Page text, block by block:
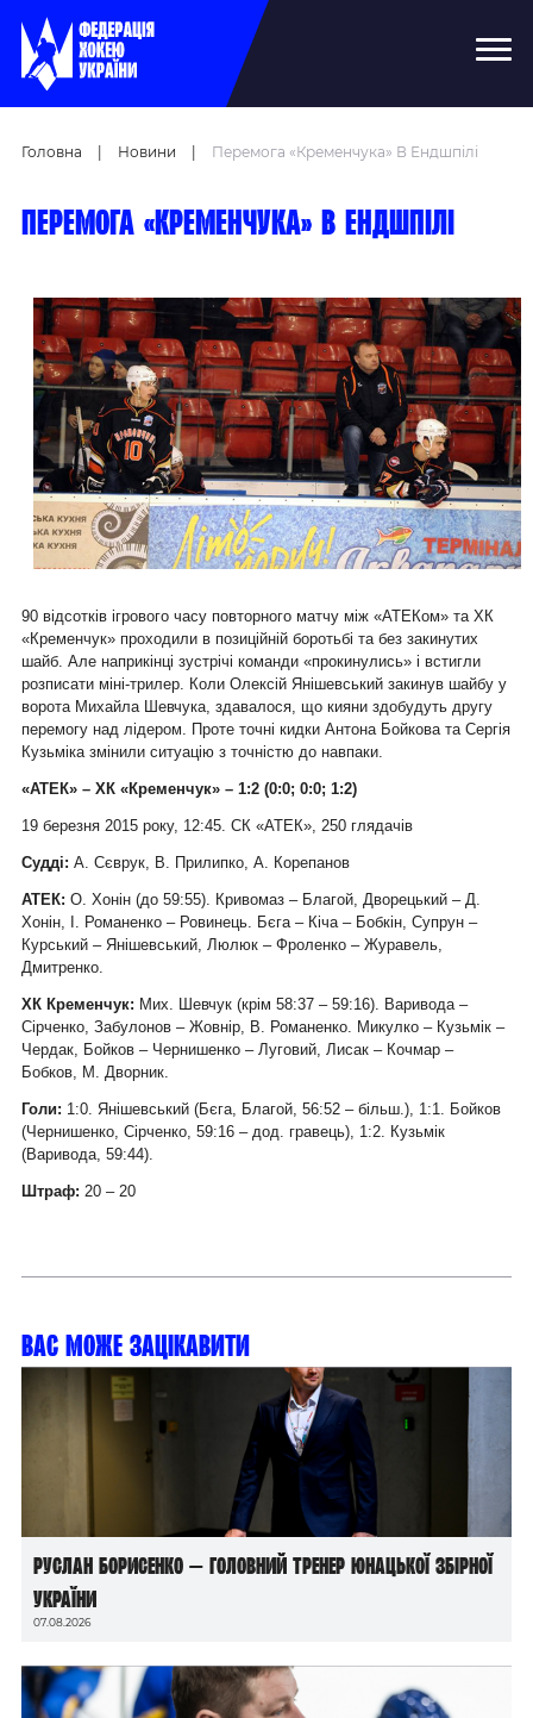
Головна Новини Перемога «Кременчука» В Ендшпілі
Перемога «Кременчука» в ендшпілі
90 відсотків ігрового часу повторного матчу між «АТЕКом» та ХК
«Кременчук» проходили в позиційній боротьбі та без закинутих
шайб. Але наприкінці зустрічі команди «прокинулись» і встигли
розписати міні-трилер. Коли Олексій Янішевський закинув шайбу у
ворота Михайла Шевчука, здавалося, що кияни здобудуть другу
перемогу над лідером. Проте точні кидки Антона Бойкова та Сергія
Кузьміка змінили ситуацію з точністю до навпаки.
«АТЕК» – ХК «Кременчук» – 1:2 (0:0; 0:0; 1:2)
19 березня 2015 року, 12:45. СК «АТЕК», 250 глядачів
Судді: А. Сєврук, В. Прилипко, А. Корепанов
АТЕК: О. Хонін (до 59:55). Кривомаз – Благой, Дворецький – Д.
Хонін, І. Романенко – Ровинець. Бєга – Кіча – Бобкін, Супрун –
Курський – Янішевський, Люлюк – Фроленко – Журавель,
Дмитренко.
ХК Кременчук: Мих. Шевчук (крім 58:37 – 59:16). Варивода –
Сірченко, Забулонов – Жовнір, В. Романенко. Микулко – Кузьмік –
Чердак, Бойков – Чернишенко – Луговий, Лисак – Кочмар –
Бобков, М. Дворник.
Голи: 1:0. Янішевський (Бєга, Благой, 56:52 – більш.), 1:1. Бойков
(Чернишенко, Сірченко, 59:16 – дод. гравець), 1:2. Кузьмік
(Варивода, 59:44).
Штраф: 20 – 20
Вас може зацікавити
Руслан Борисенко — головний тренер юнацької збірної
України
07.08.2026